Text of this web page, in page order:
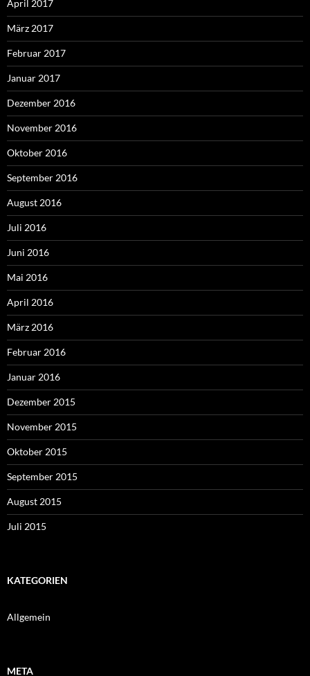
April 2017
März 2017
Februar 2017
Januar 2017
Dezember 2016
November 2016
Oktober 2016
September 2016
August 2016
Juli 2016
Juni 2016
Mai 2016
April 2016
März 2016
Februar 2016
Januar 2016
Dezember 2015
November 2015
Oktober 2015
September 2015
August 2015
Juli 2015
KATEGORIEN
Allgemein
META